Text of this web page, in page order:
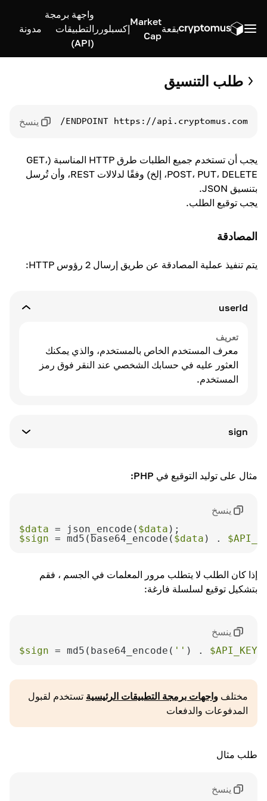
بقعة
Market
Cap
إكسبلورر
واجهة برمجة
التطبيقات
(API)
مدونة
طلب التنسيق
ENDPOINT https://api.cryptomus.com/ ينسخ
يجب أن تستخدم جميع الطلبات طرق HTTP المناسبة (GET،
POST، PUT، DELETE، إلخ) وفقًا لدلالات REST، وأن تُرسل
بتنسيق JSON.
يجب توقيع الطلب.
المصادقة
يتم تنفيذ عملية المصادقة عن طريق إرسال 2 رؤوس HTTP:
userId
تعريف
معرف المستخدم الخاص بالمستخدم، والذي يمكنك
العثور عليه في حسابك الشخصي عند النقر فوق رمز
المستخدم.
sign
وجمع مع مفتاح API الخاص بك.
مثال على توليد التوقيع في PHP:
$data = json_encode( $data
$sign = md5(base64_encode( $data ) .
ينسخ
إذا كان الطلب لا يتطلب مرور المعلمات في الجسم ، فقم
بتشكيل توقيع لسلسلة فارغة:
$sign = md5(base64_encode( '' ) . $API_KEY
ينسخ
مختلف واجهات برمجة التطبيقات الرئيسية تستخدم لقبول
المدفوعات والدفعات
طلب مثال
ينسخ